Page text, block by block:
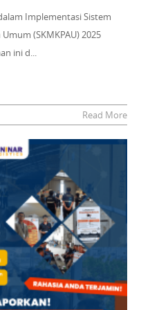
Implementasi Sistem
(SKMKPAU) 2025
ini d...
Read More